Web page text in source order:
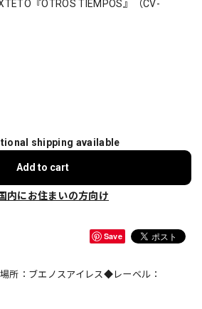
『OTROS TIEMPOS』（CV-
shipping available
Add to cart
内にお住まいの方向け
Save
所：ブエノスアイレス◆レーベル：